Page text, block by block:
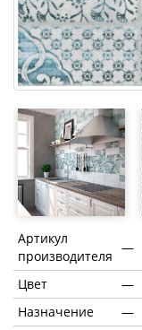
Артикул
производителя
—
Цвет —
Назначение
—